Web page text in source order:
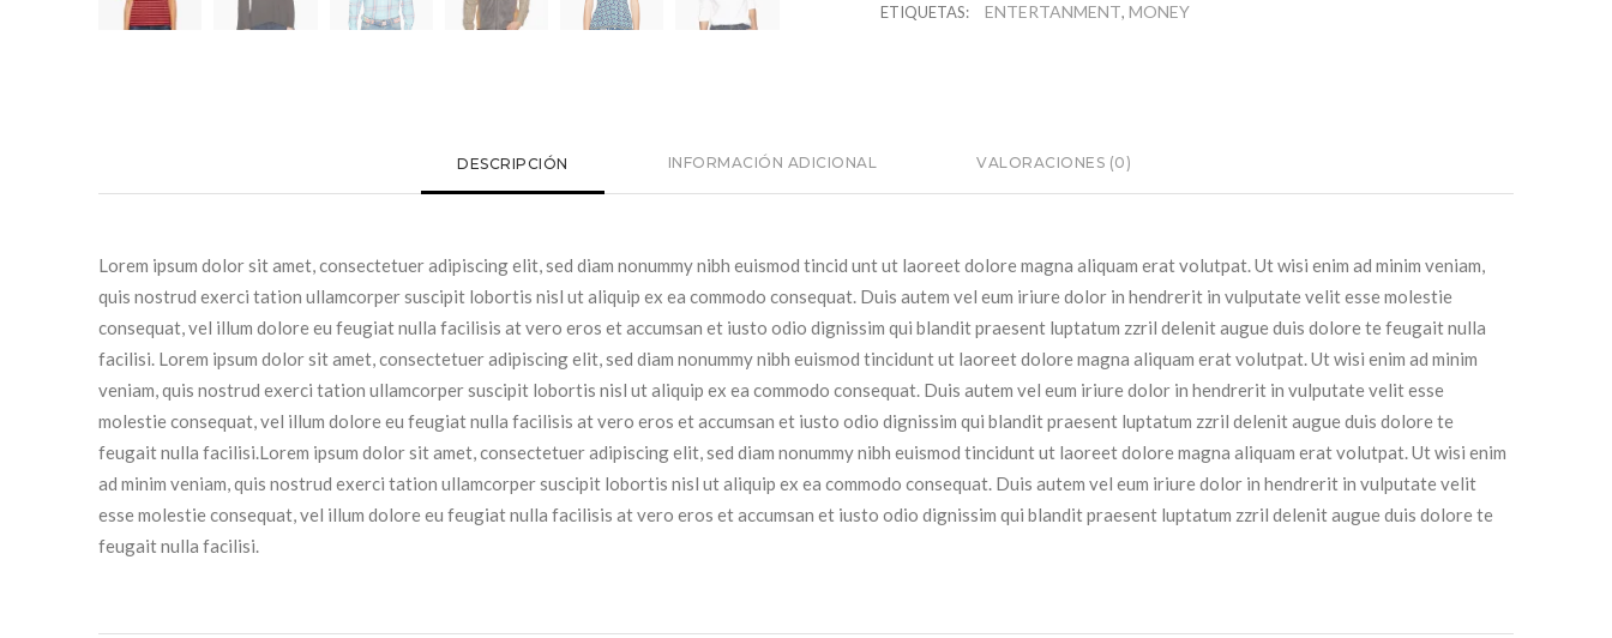
ETIQUETAS: ENTERTANMENT,MONEY
DESCRIPCIÓN INFORMACIÓN ADICIONAL VALORACIONES (0)
Lorem ipsum dolor sit amet, consectetuer adipiscing elit, sed diam nonummy nibh euismod tincid unt ut laoreet dolore magna aliquam erat volutpat. Ut wisi enim ad minim veniam,
quis nostrud exerci tation ullamcorper suscipit lobortis nisl ut aliquip ex ea commodo consequat. Duis autem vel eum iriure dolor in hendrerit in vulputate velit esse molestie
consequat, vel illum dolore eu feugiat nulla facilisis at vero eros et accumsan et iusto odio dignissim qui blandit praesent luptatum zzril delenit augue duis dolore te feugait nulla
facilisi. Lorem ipsum dolor sit amet, consectetuer adipiscing elit, sed diam nonummy nibh euismod tincidunt ut laoreet dolore magna aliquam erat volutpat. Ut wisi enim ad minim
veniam, quis nostrud exerci tation ullamcorper suscipit lobortis nisl ut aliquip ex ea commodo consequat. Duis autem vel eum iriure dolor in hendrerit in vulputate velit esse
molestie consequat, vel illum dolore eu feugiat nulla facilisis at vero eros et accumsan et iusto odio dignissim qui blandit praesent luptatum zzril delenit augue duis dolore te
feugait nulla facilisi.Lorem ipsum dolor sit amet, consectetuer adipiscing elit, sed diam nonummy nibh euismod tincidunt ut laoreet dolore magna aliquam erat volutpat. Ut wisi enim
ad minim veniam, quis nostrud exerci tation ullamcorper suscipit lobortis nisl ut aliquip ex ea commodo consequat. Duis autem vel eum iriure dolor in hendrerit in vulputate velit
esse molestie consequat, vel illum dolore eu feugiat nulla facilisis at vero eros et accumsan et iusto odio dignissim qui blandit praesent luptatum zzril delenit augue duis dolore te
feugait nulla facilisi.